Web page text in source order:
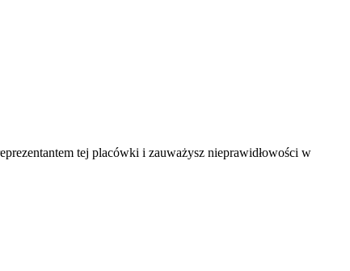
tej placówki i zauważysz nieprawidłowości w